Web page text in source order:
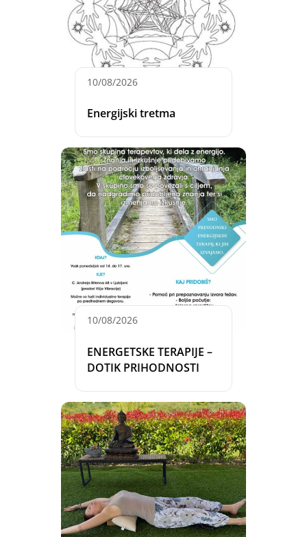
10/08/2026
Energijski tretma
10/08/2026
ENERGETSKE TERAPIJE –
DOTIK PRIHODNOSTI